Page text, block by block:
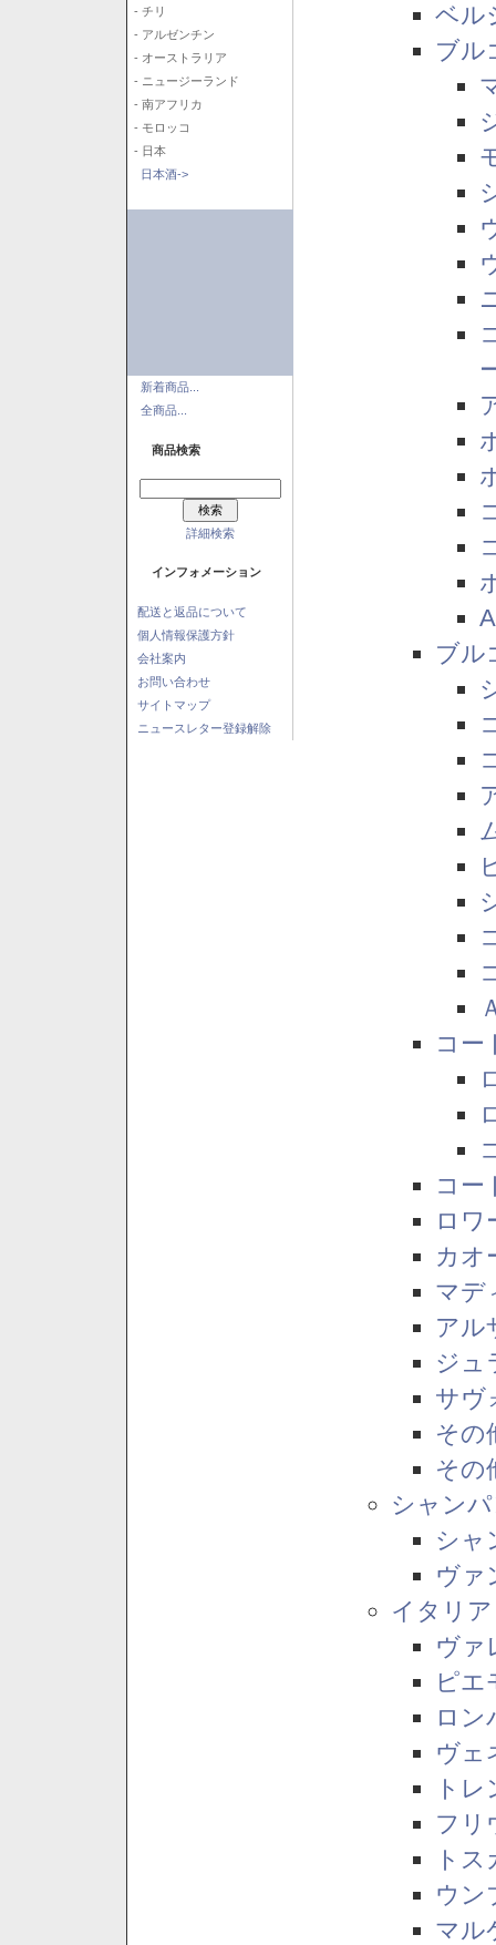
- チリ
- アルゼンチン
- オーストラリア
- ニュージーランド
- 南アフリカ
- モロッコ
- 日本
日本酒->
新着商品...
全商品...
商品検索
詳細検索
インフォメーション
配送と返品について
個人情報保護方針
会社案内
お問い合わせ
サイトマップ
ニュースレター登録解除
ベル
ブル
ブル
コー
コー
ロワ
カオ
マデ
アル
ジュ
サヴ
その
その
シャン
シャ
ヴァ
イタリア
ヴァ
ピエ
ロン
ヴェ
ト
フリ
ト
ウン
マル